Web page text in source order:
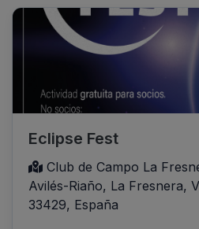
Eclipse Fest
Club de Campo La
Avilés-Riaño, La Fresnera,
33429, España